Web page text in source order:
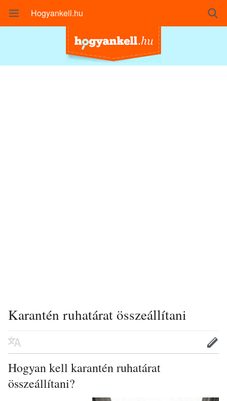
Hogyankell.hu
Karantén ruhatárat összeállítani
Hogyan kell karantén ruhatárat
összeállítani?